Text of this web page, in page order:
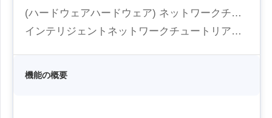
ประเทศไทย
ไทย
Việt Nam
Tiếng Việt
دولة الإمارات العربية المتحدة
English
(ハードウェアハードウェア) ネットワークチュートリアル
インテリジェントネットワークチュートリアル (ハードウェアソフトウェア)
機能の概要